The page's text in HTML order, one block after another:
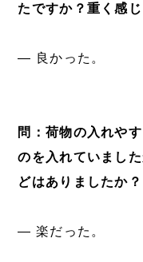
たですか？重く感
― 良かった。
問：荷物の入れや
のを入れていまし
どはありましたか？
― 楽だった。